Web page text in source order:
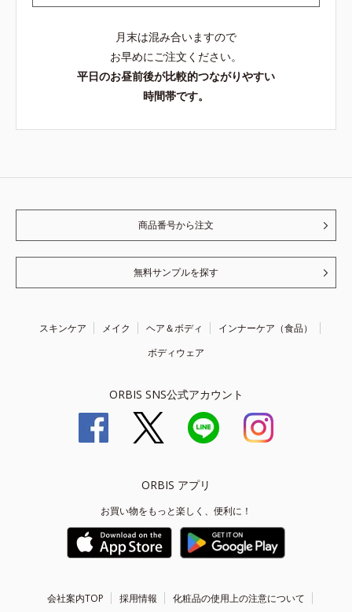
月末は混み合いますので
お早めにご注文ください。
平日のお昼前後が比較的つながりやすい
時間帯です。
商品番号から注文
無料サンプルを探す
スキンケア メイク ヘア＆ボディ
インナーケア（食品）
ボディウェア
ORBIS SNS公式アカウント
ORBIS アプリ
お買い物をもっと楽しく、便利に！
会社案内TOP 採用情報 化粧品の使用上の注意について